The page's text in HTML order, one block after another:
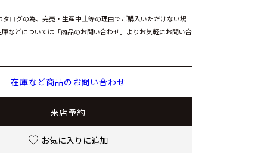
ログの為、完売・生産中止等の理由でご購入いただけない場
などについては「商品のお問い合わせ」よりお気軽にお問い合
在庫など商品のお問い合わせ
来店予約
お気に入りに追加